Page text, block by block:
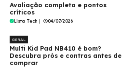
Avaliação completa e pontos
críticos
Lista Tech | 04/07/2026
GERAL
Multi Kid Pad NB410 é bom?
Descubra prós e contras antes de
comprar